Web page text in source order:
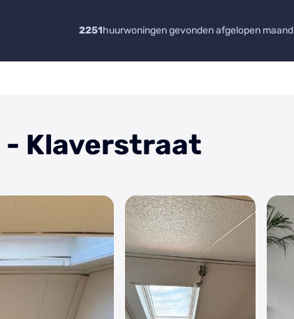
2251huurwoningen gevonden afgelopen maand
- Klaverstraat